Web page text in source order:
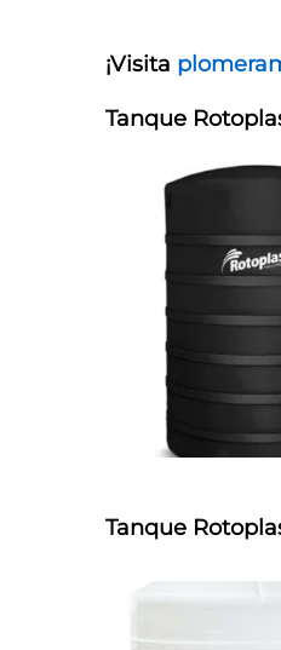
¡Visita
Tanque
Tanque